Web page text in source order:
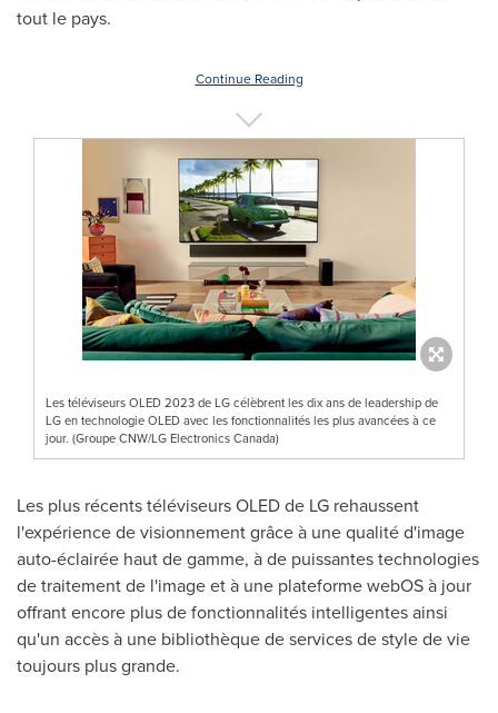
tout le pays.
Continue Reading
Les téléviseurs OLED 2023 de LG célèbrent les dix ans de leadership de
LG en technologie OLED avec les fonctionnalités les plus avancées à ce
jour. (Groupe CNW/LG Electronics Canada)
Les plus récents téléviseurs OLED de LG rehaussent
l'expérience de visionnement grâce à une qualité d'image
auto-éclairée haut de gamme, à de puissantes technologies
de traitement de l'image et à une plateforme webOS à jour
offrant encore plus de fonctionnalités intelligentes ainsi
qu'un accès à une bibliothèque de services de style de vie
toujours plus grande.